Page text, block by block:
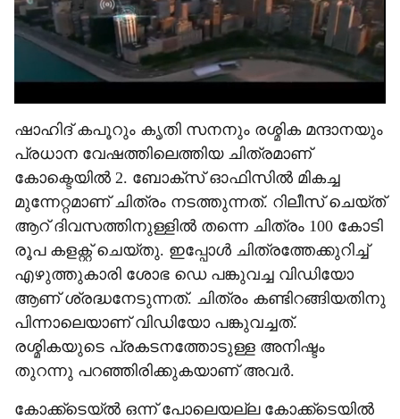
ഷാഹിദ് കപൂറും കൃതി സനനും രശ്മിക മന്ദാനയും
പ്രധാന വേഷത്തിലെത്തിയ ചിത്രമാണ്
കോക്ടെയില്‍ 2. ബോക്‌സ് ഓഫിസില്‍ മികച്ച
മുന്നേറ്റമാണ് ചിത്രം നടത്തുന്നത്. റിലീസ് ചെയ്ത്
ആറ് ദിവസത്തിനുള്ളില്‍ തന്നെ ചിത്രം 100 കോടി
രൂപ കളക്റ്റ് ചെയ്തു. ഇപ്പോള്‍ ചിത്രത്തേക്കുറിച്ച്
എഴുത്തുകാരി ശോഭ ഡെ പങ്കുവച്ച വിഡിയോ
ആണ് ശ്രദ്ധനേടുന്നത്. ചിത്രം കണ്ടിറങ്ങിയതിനു
പിന്നാലെയാണ് വിഡിയോ പങ്കുവച്ചത്.
രശ്മികയുടെ പ്രകടനത്തോടുള്ള അനിഷ്ടം
തുറന്നു പറഞ്ഞിരിക്കുകയാണ് അവര്‍.
കോക്ക്‌ടെയ്ല്‍ ഒന്ന് പോലെയല്ല കോക്ക്‌ടെയില്‍